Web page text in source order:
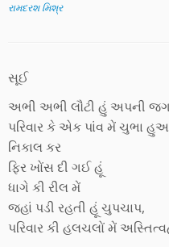
રામદરશ મિશ્ર
સૂઈ
અભી અભી લૌટી હું અપની
પરિવાર કે એક પાંવ મેં ચુભા હુઆ
નિકાલ કર
ફિર ખોંસ દી ગઈ હૂં
ધાગે કી રીલ મેં
જહાં પડી રહતી હૂં ચુપચાપ,
પરિવાર કી હલચલોં મેં